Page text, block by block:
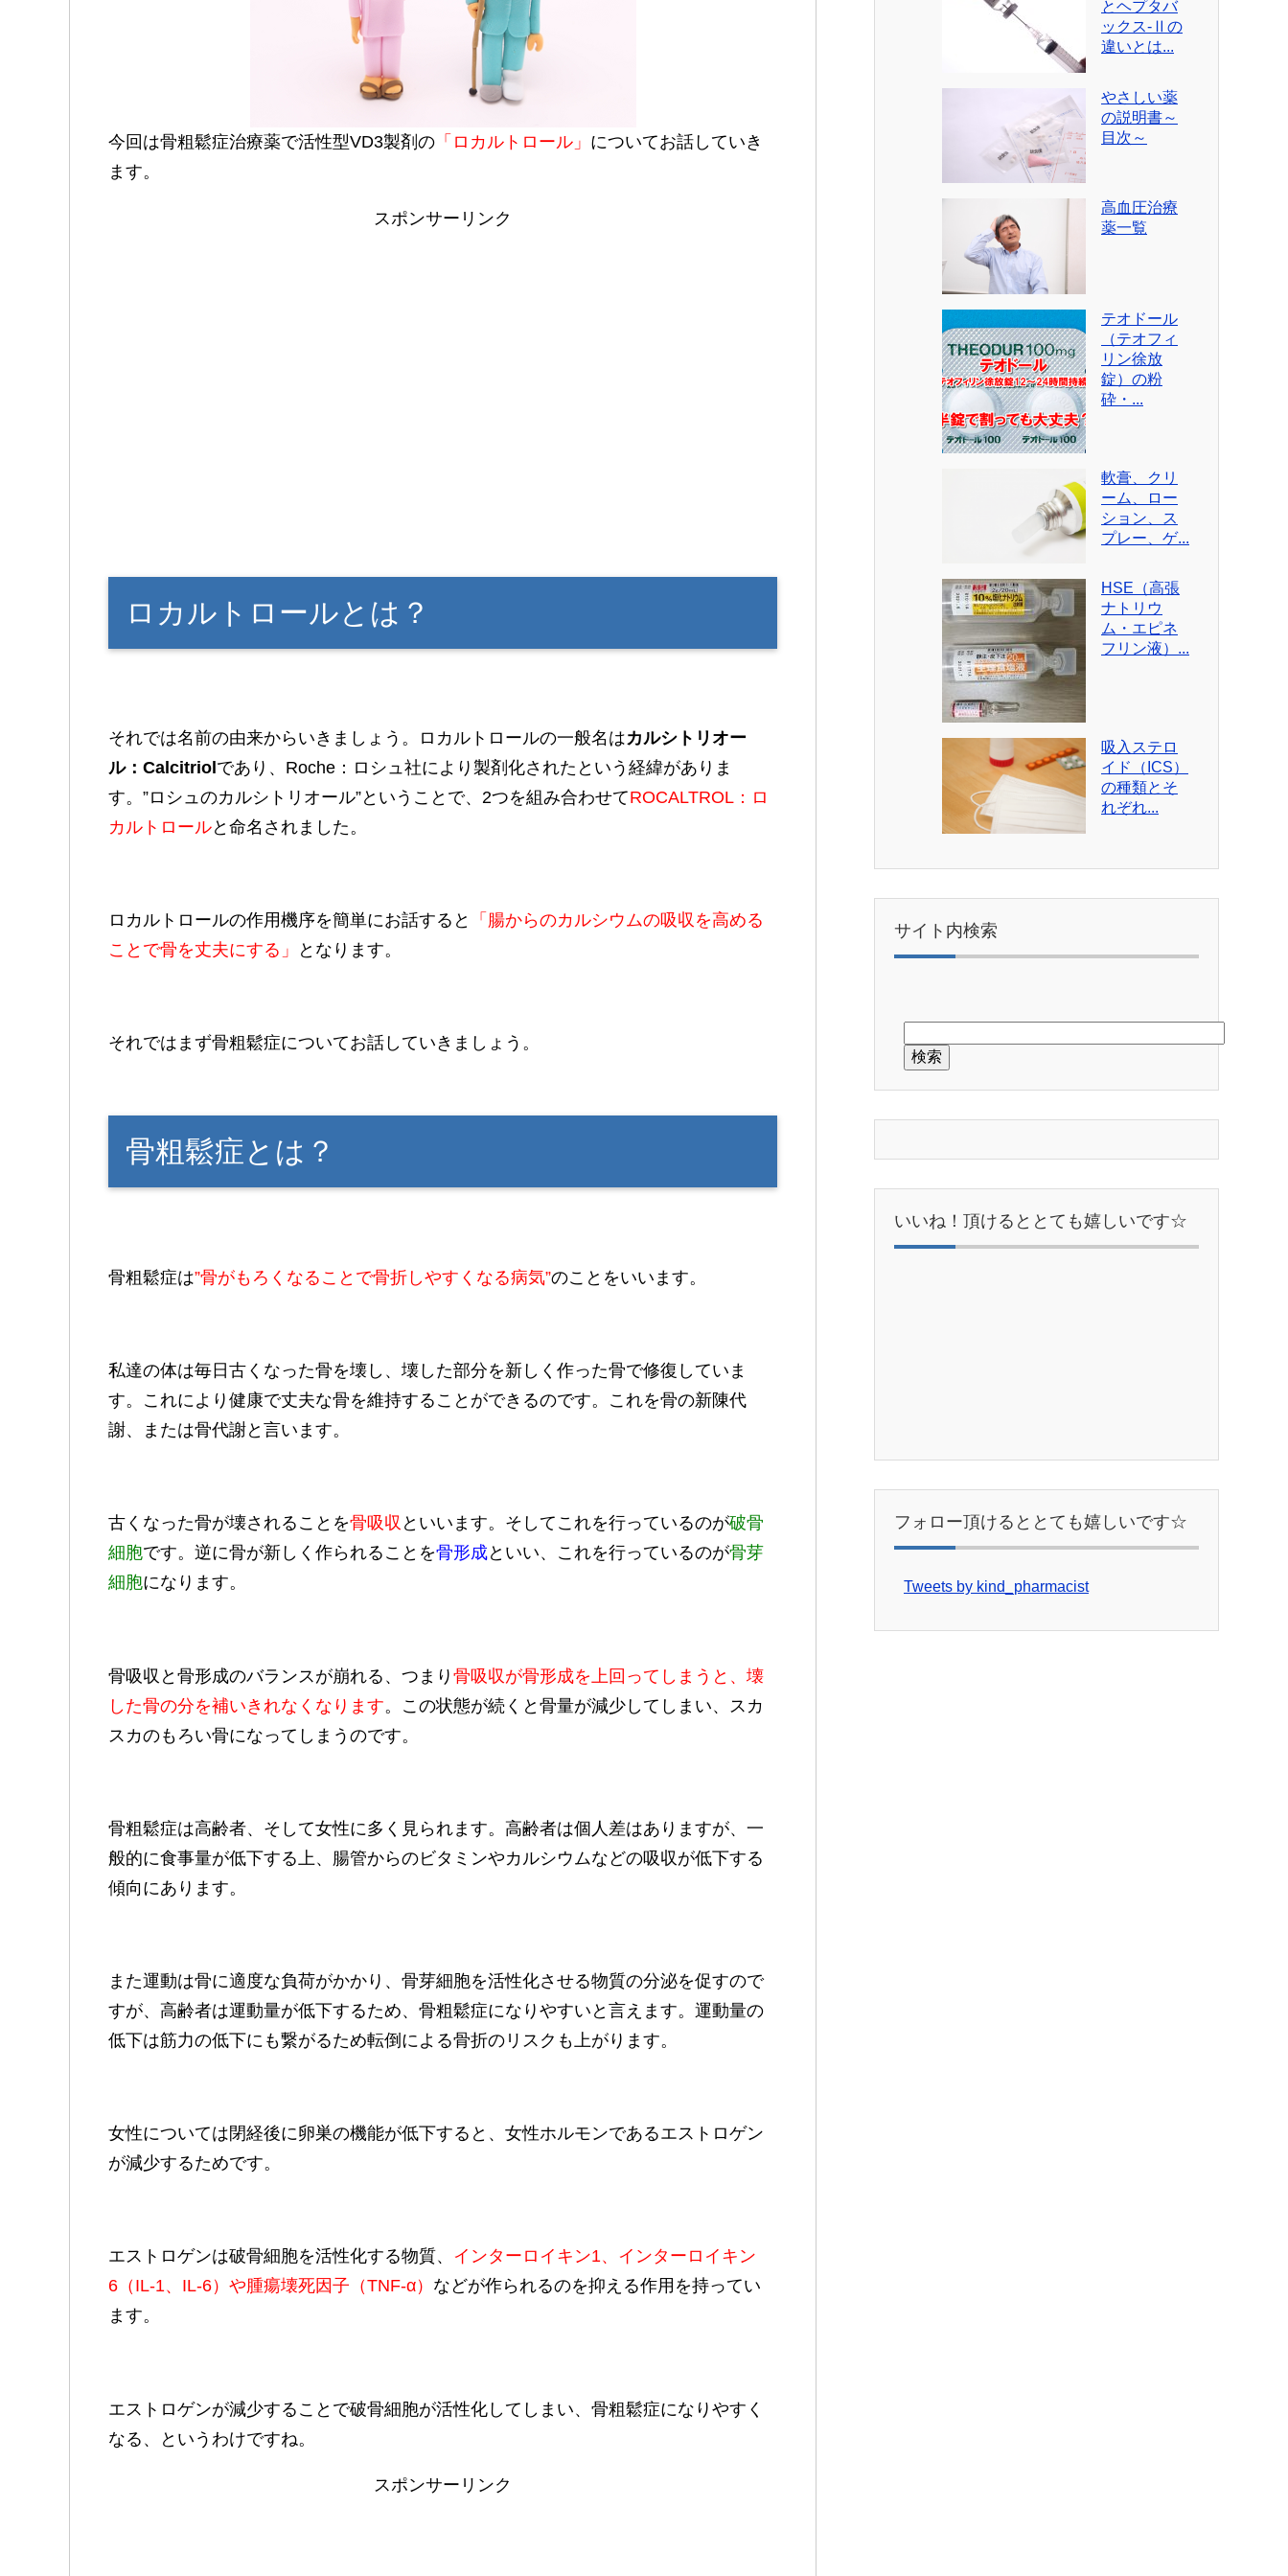
今回は骨粗鬆症治療薬で活性型VD3製剤の 「ロカルトロール」 についてお話していき
ます。
スポンサーリンク
ロカルトロールとは？
それでは名前の由来からいきましょう。ロカルトロールの一般名はカルシトリオー
ル：Calcitriol であり、Roche：ロシュ社により製剤化されたという経緯がありま
す。”ロシュのカルシトリオール”ということで、2つを組み合わせてROCALTROL：ロ
カルトロールと命名されました。
ロカルトロールの作用機序を簡単にお話すると
「腸からのカルシウムの吸収を高める
ことで骨を丈夫にする」 となります。
それではまず骨粗鬆症についてお話していきましょう。
骨粗鬆症とは？
骨粗鬆症は”骨がもろくなることで骨折しやすくなる病気”のことをいいます。
私達の体は毎日古くなった骨を壊し、壊した部分を新しく作った骨で修復していま
す。これにより健康で丈夫な骨を維持することができるのです。これを骨の新陳代
謝、または骨代謝と言います。
古くなった骨が壊されることを骨吸収 といいます。そしてこれを行っているのが破骨
細胞です。逆に骨が新しく作られることを骨形成といい、これを行っているのが骨芽
細胞になります。
骨吸収と骨形成のバランスが崩れる、つまり 骨吸収が骨形成を上回ってしまうと、壊
した骨の分を補いきれなくなります。この状態が続くと骨量が減少してしまい、スカ
スカのもろい骨になってしまうのです。
骨粗鬆症は高齢者、そして女性に多く見られます。高齢者は個人差はありますが、一
般的に食事量が低下する上、腸管からのビタミンやカルシウムなどの吸収が低下する
傾向にあります。
また運動は骨に適度な負荷がかかり、骨芽細胞を活性化させる物質の分泌を促すので
すが、高齢者は運動量が低下するため、骨粗鬆症になりやすいと言えます。運動量の
低下は筋力の低下にも繋がるため転倒による骨折のリスクも上がります。
女性については閉経後に卵巣の機能が低下すると、女性ホルモンであるエストロゲン
が減少するためです。
エストロゲンは破骨細胞を活性化する物質、 インターロイキン1、インターロイキン
6（IL-1、IL-6）や腫瘍壊死因子（TNF-α） などが作られるのを抑える作用を持ってい
ます。
エストロゲンが減少することで破骨細胞が活性化してしまい、骨粗鬆症になりやすく
なる、というわけですね。
スポンサーリンク
とヘプタバ
ックス-Ⅱの
違いとは...
やさしい薬
の説明書～
目次～
高血圧治療
薬一覧
テオドール
（テオフィ
リン徐放
錠）の粉
砕・...
軟膏、クリ
ーム、ロー
ション、ス
プレー、ゲ...
HSE（高張
ナトリウ
ム・エピネ
フリン液）...
吸入ステロ
イド（ICS）
の種類とそ
れぞれ...
サイト内検索
いいね！頂けるととても嬉しいです☆
フォロー頂けるととても嬉しいです☆
Tweets by kind_pharmacist